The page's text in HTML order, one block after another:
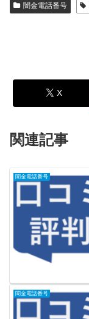
闇金電話番号
X
関連記事
闇金電話番号
闇金電話番号